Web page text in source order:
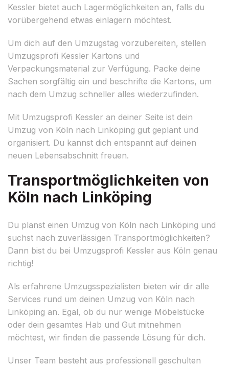
Kessler bietet auch Lagermöglichkeiten an, falls du
vorübergehend etwas einlagern möchtest.
Um dich auf den Umzugstag vorzubereiten, stellen
Umzugsprofi Kessler Kartons und
Verpackungsmaterial zur Verfügung. Packe deine
Sachen sorgfältig ein und beschrifte die Kartons, um
nach dem Umzug schneller alles wiederzufinden.
Mit Umzugsprofi Kessler an deiner Seite ist dein
Umzug von Köln nach Linköping gut geplant und
organisiert. Du kannst dich entspannt auf deinen
neuen Lebensabschnitt freuen.
Transportmöglichkeiten von
Köln nach Linköping
Du planst einen Umzug von Köln nach Linköping und
suchst nach zuverlässigen Transportmöglichkeiten?
Dann bist du bei Umzugsprofi Kessler aus Köln genau
richtig!
Als erfahrene Umzugsspezialisten bieten wir dir alle
Services rund um deinen Umzug von Köln nach
Linköping an. Egal, ob du nur wenige Möbelstücke
oder dein gesamtes Hab und Gut mitnehmen
möchtest, wir finden die passende Lösung für dich.
Unser Team besteht aus professionell geschulten